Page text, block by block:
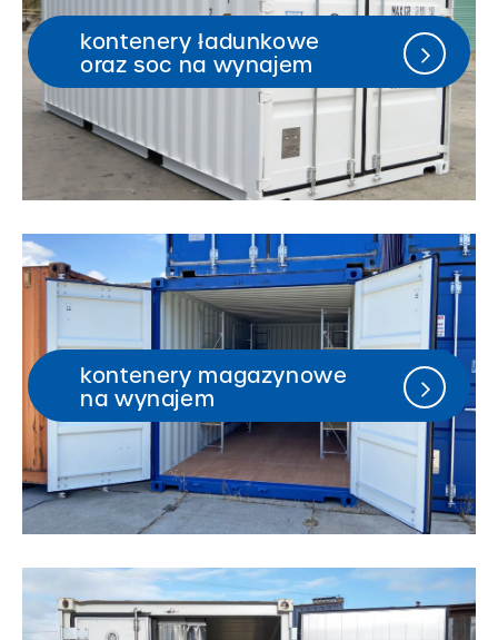
kontenery ładunkowe
oraz soc na wynajem
kontenery magazynowe
na wynajem